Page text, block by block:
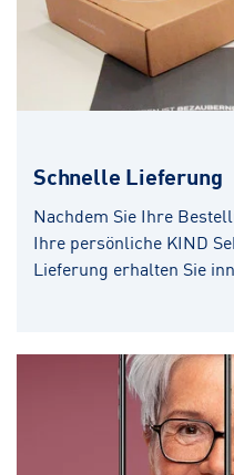
Schnelle Lieferung
Nachdem Sie Ihre
Ihre persönliche KIND
Lieferung erhalten Sie